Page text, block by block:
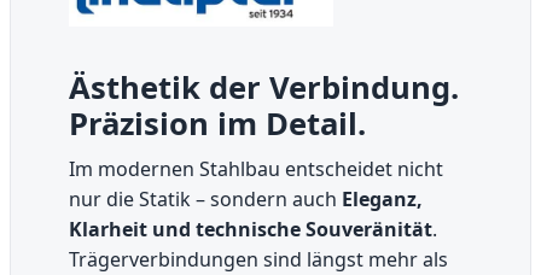
Ästhetik der Verbindung.
Präzision im Detail.
Im modernen Stahlbau entscheidet nicht
nur die Statik – sondern auch Eleganz,
Klarheit und technische Souveränität.
Trägerverbindungen sind längst mehr als